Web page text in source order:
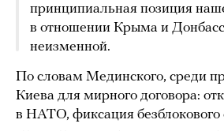
принципиальная позиция
в отношении Крыма и
неизменной.
По словам Мединского, среди
Киева для мирного договора:
в НАТО, фиксация безблокового